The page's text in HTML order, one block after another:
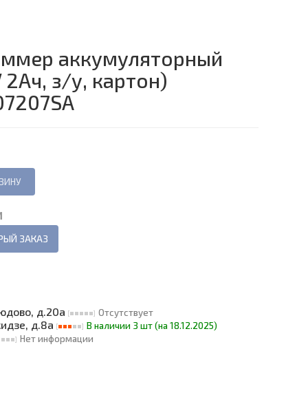
аккумуляторный
2Ач, з/у, картон)
ЗАКАЗ
д.20а
Отсутствует
д.8а В наличии 3 шт (на 18.12.2025)
Нет информации